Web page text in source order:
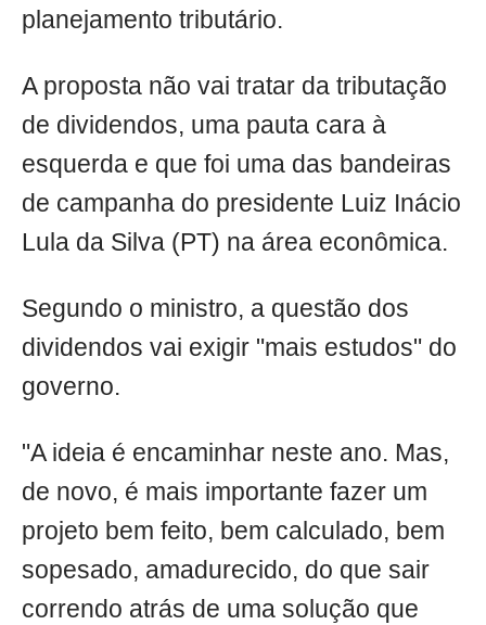
planejamento tributário.
A proposta não vai tratar da tributação
de dividendos, uma pauta cara à
esquerda e que foi uma das bandeiras
de campanha do presidente Luiz Inácio
Lula da Silva (PT) na área econômica.
Segundo o ministro, a questão dos
dividendos vai exigir "mais estudos" do
governo.
"A ideia é encaminhar neste ano. Mas,
de novo, é mais importante fazer um
projeto bem feito, bem calculado, bem
sopesado, amadurecido, do que sair
correndo atrás de uma solução que